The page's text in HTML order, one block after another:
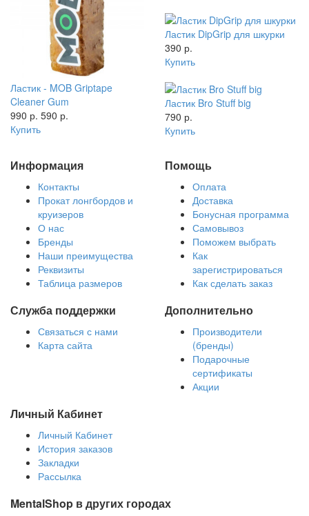
Ластик - MOB Griptape
Cleaner Gum
990 р. 590 р.
Купить
Ластик DipGrip для шкурки
390 р.
Купить
Ластик Bro Stuff big
790 р.
Купить
Информация
Контакты
Прокат лонгбордов и
круизеров
О нас
Бренды
Наши преимущества
Реквизиты
Таблица размеров
Помощь
Оплата
Доставка
Бонусная программа
Самовывоз
Поможем выбрать
Как
зарегистрироваться
Как сделать заказ
Служба поддержки
Связаться с нами
Карта сайта
Дополнительно
Производители
(бренды)
Подарочные
сертификаты
Акции
Личный Кабинет
Личный Кабинет
История заказов
Закладки
Рассылка
MentalShop в других городах